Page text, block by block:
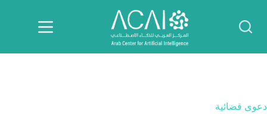
المحتوى
دعوى قضائية